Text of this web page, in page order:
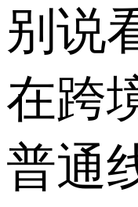
别说
在跨
普通